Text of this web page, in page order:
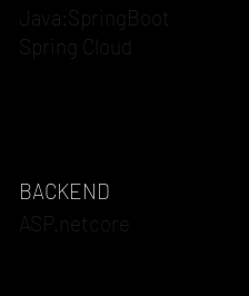
Java:SpringBoot
Spring Cloud
BACKEND
ASP.netcore